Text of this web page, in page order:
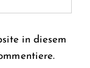
in diesem